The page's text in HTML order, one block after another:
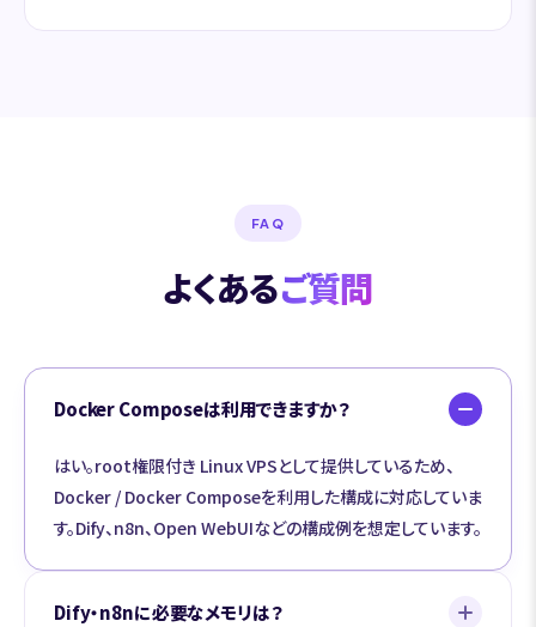
FAQ
よくあるご質問
Docker Composeは利用できますか？
はい。root権限付き Linux VPSとして提供しているため、
Docker / Docker Composeを利用した構成に対応していま
す。Dify、n8n、Open WebUIなどの構成例を想定しています。
Dify・n8nに必要なメモリは？